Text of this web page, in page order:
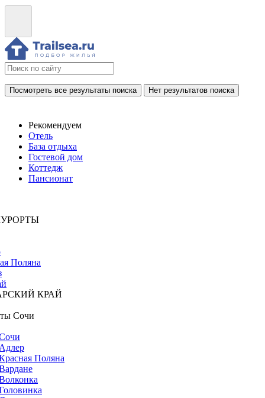
Посмотреть все результаты поиска Нет результатов поиска
Рекомендуем
Отель
База отдыха
Гостевой дом
Коттедж
Пансионат
Поляна
КРАЙ
Сочи
Поляна